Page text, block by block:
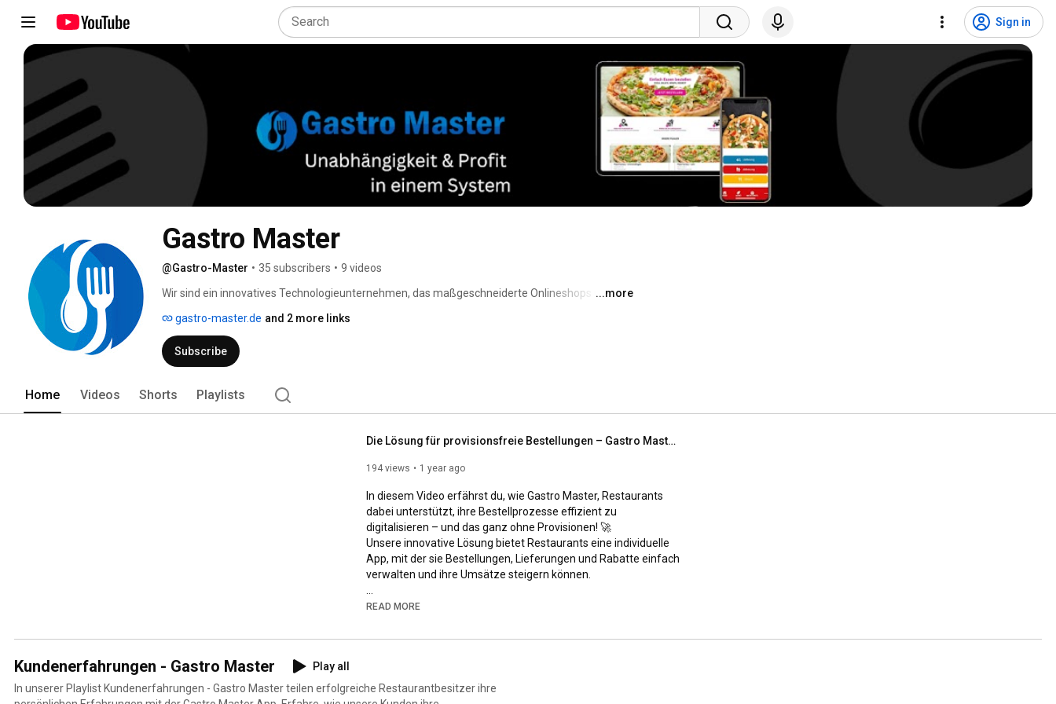
Sign in
Gastro Master
@Gastro-Master • 35 subscribers • 9 videos
Wir sind ein innovatives Technologieunternehmen, das maßgeschneiderte Onlineshops und
entwickelt. Unser Ziel ist es, Restaurants und gastronomische Betriebe zu unterstützen, Online
zu sein. Somit können sie ihre Kunden auf moderne und bequeme Weise erreichen und sind
unabhängig von externen Plattformen und teuren Provisionen. Außerdem bieten wir unseren
...more
gastro-master.de and 2 more links
Subscribe
Home Videos Shorts Playlists
Die Lösung für provisionsfreie Bestellungen – Gastro Master erklärt
194 views 1 year ago
In diesem Video erfährst du, wie Gastro Master, Restaurants
dabei unterstützt, ihre Bestellprozesse effizient zu
digitalisieren – und das ganz ohne Provisionen! 🚀
Unsere innovative Lösung bietet Restaurants eine individuelle
App, mit der sie Bestellungen, Lieferungen und Rabatte einfach
verwalten und ihre Umsätze steigern können.
Was du in diesem Video lernst:
- Vorteile einer maßgeschneiderten Restaurant-App
- Kostenlose Erstberatung und Demo für interessierte
Restaurants
READ MORE
Kundenerfahrungen - Gastro Master
Play all
In unserer Playlist Kundenerfahrungen - Gastro Master teilen erfolgreiche Restaurantbesitzer ihre